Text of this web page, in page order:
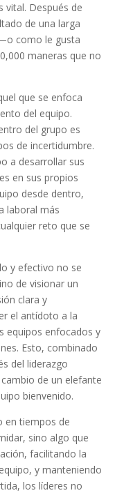
vital. Después de
de una larga
como le gusta
maneras que no
que se enfoca
del equipo.
del grupo es
de incertidumbre.
a desarrollar sus
en sus propios
desde dentro,
laboral más
reto que se
y efectivo no se
de visionar un
clara y
el antídoto a la
equipos enfocados y
Esto, combinado
del liderazgo
de un elefante
bienvenido.
en tiempos de
sino algo que
facilitando la
y manteniendo
los líderes no